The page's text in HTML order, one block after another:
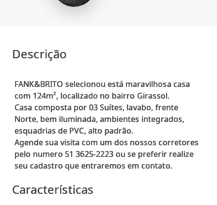
Descrição
FANK&BRITO selecionou está maravilhosa casa
com 124m², localizado no bairro Girassol.
Casa composta por 03 Suítes, lavabo, frente
Norte, bem iluminada, ambientes integrados,
esquadrias de PVC, alto padrão.
Agende sua visita com um dos nossos corretores
pelo numero 51 3625-2223 ou se preferir realize
seu cadastro que entraremos em contato.
Características